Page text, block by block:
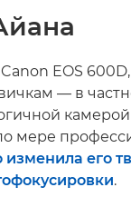
EOS
— в
мере
изменила его
.